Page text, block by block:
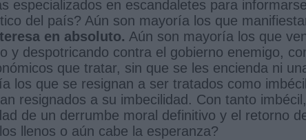
especializados en escandaletes para informarse
del país? Aún son mayoría los que
en absoluto. Aún son mayoría los que
y despotricando contra el gobierno enemigo,
que tratar, sin que se les encienda ni
los que se resignan a ser tratados como
resignados a su imbecilidad. Con tanto imbécil,
de un derrumbe moral definitivo y el retorno
llenos o aún cabe la esperanza?